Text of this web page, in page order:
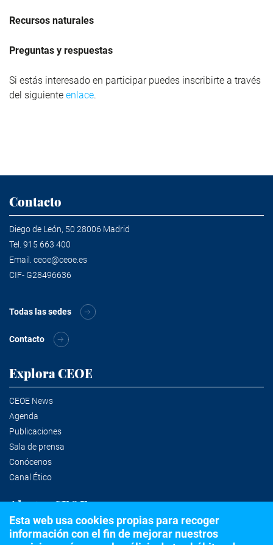
Recursos naturales
Preguntas y respuestas
Si estás interesado en participar puedes inscribirte a través
del siguiente enlace.
Contacto
Diego de León, 50 28006 Madrid
Tel. 915 663 400
Email. ceoe@ceoe.es
CIF- G28496636
Todas las sedes
Contacto
Explora CEOE
CEOE News
Agenda
Publicaciones
Sala de prensa
Conócenos
Canal Ético
Alertas CEOE
Suscríbete a la newsletter
Esta web usa cookies propias para recoger
información con el fin de mejorar nuestros